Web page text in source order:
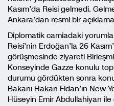
Kasım’da Reisi gelmedi.
Ankara’dan resmi bir açıklama
Diplomatik camiadaki
Reisi’nin Erdoğan’la 26
görüşmesinde ziyareti
Konseyinde Gazze konulu
durumu gördükten sonra
Bakanı Hakan Fidan’ın New
Hüseyin Emir Abdullahiyan